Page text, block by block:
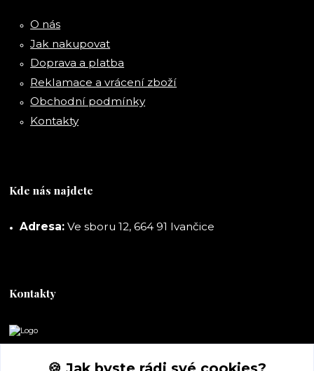
O nás
Jak nakupovat
Doprava a platba
Reklamace a vrácení zboží
Obchodní podmínky
Kontakty
Kde nás najdete
Adresa: Ve sboru 12, 664 91 Ivančice
Kontakty